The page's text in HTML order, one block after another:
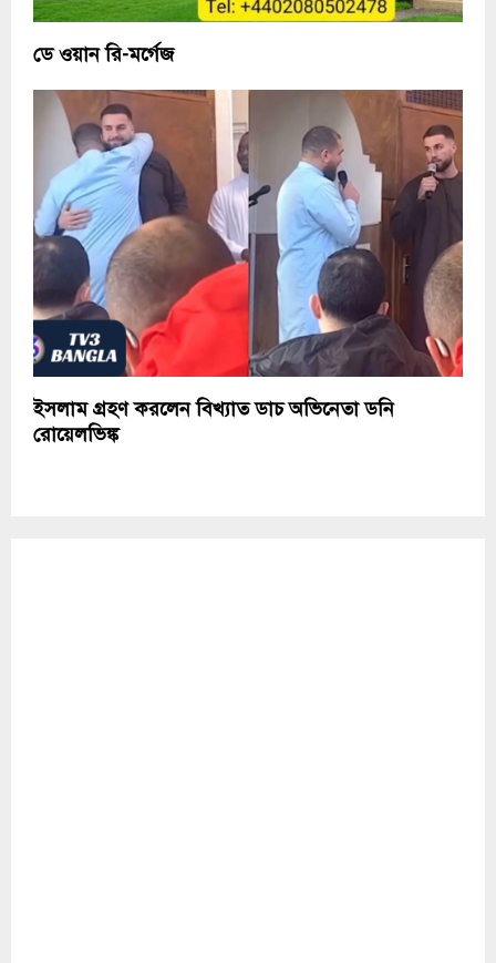
ডে ওয়ান রি-মর্গেজ
ইসলাম গ্রহণ করলেন বিখ্যাত ডাচ অভিনেতা ডনি
রোয়েলভিঙ্ক